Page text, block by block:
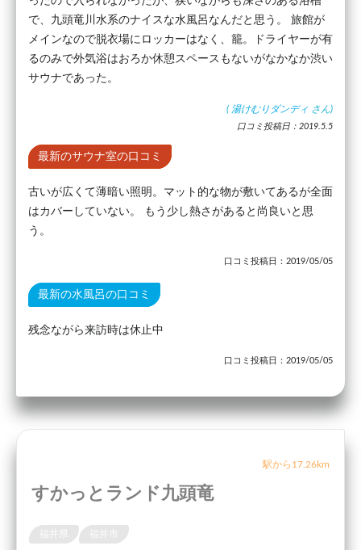
で、九頭竜川水系のナイスな水風呂なんだと思う。 旅館が
メインなので脱衣場にロッカーはなく、籠。ドライヤーが有
るのみで外気浴はおろか休憩スペースもないがなかなか渋い
サウナであった。
( 湯けむりダンディ さん)
口コミ投稿日：2019.5.5
最新のサウナ室の口コミ
古いが広くて薄暗い照明。マット的な物が敷いてあるが全面
はカバーしていない。 もう少し熱さがあると尚良いと思
う。
口コミ投稿日：2019/05/05
最新の水風呂の口コミ
残念ながら来訪時は休止中
口コミ投稿日：2019/05/05
駅から17.26km
すかっとランド九頭竜